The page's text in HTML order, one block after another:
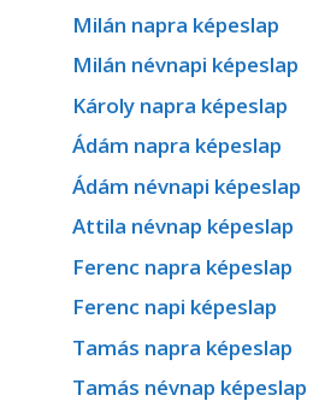
Milán napra képeslap
Milán névnapi képeslap
Károly napra képeslap
Ádám napra képeslap
Ádám névnapi képeslap
Attila névnap képeslap
Ferenc napra képeslap
Ferenc napi képeslap
Tamás napra képeslap
Tamás névnap képeslap